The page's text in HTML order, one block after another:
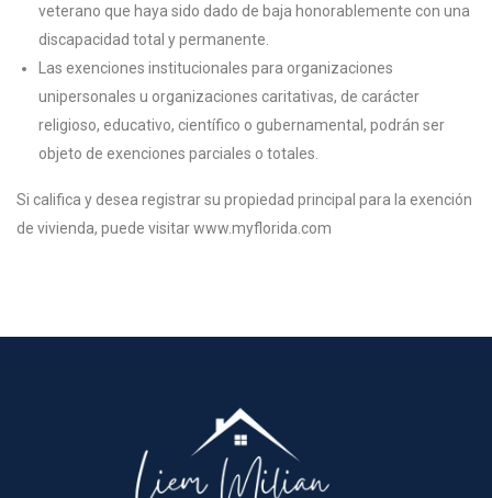
veterano que haya sido dado de baja honorablemente con una
discapacidad total y permanente.
Las exenciones institucionales para organizaciones
unipersonales u organizaciones caritativas, de carácter
religioso, educativo, científico o gubernamental, podrán ser
objeto de exenciones parciales o totales.
Si califica y desea registrar su propiedad principal para la exención
de vivienda, puede visitar www.myflorida.com